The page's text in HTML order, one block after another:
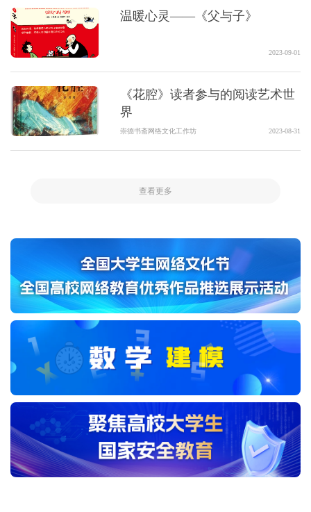
温暖心灵——《父与子》
2023-09-01
《花腔》读者参与的阅读艺术世
界
崇德书斋网络文化工作坊 2023-08-31
查看更多